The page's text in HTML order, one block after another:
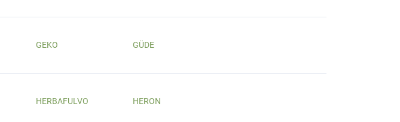
GEKO GÜDE
HERBAFULVO HERON